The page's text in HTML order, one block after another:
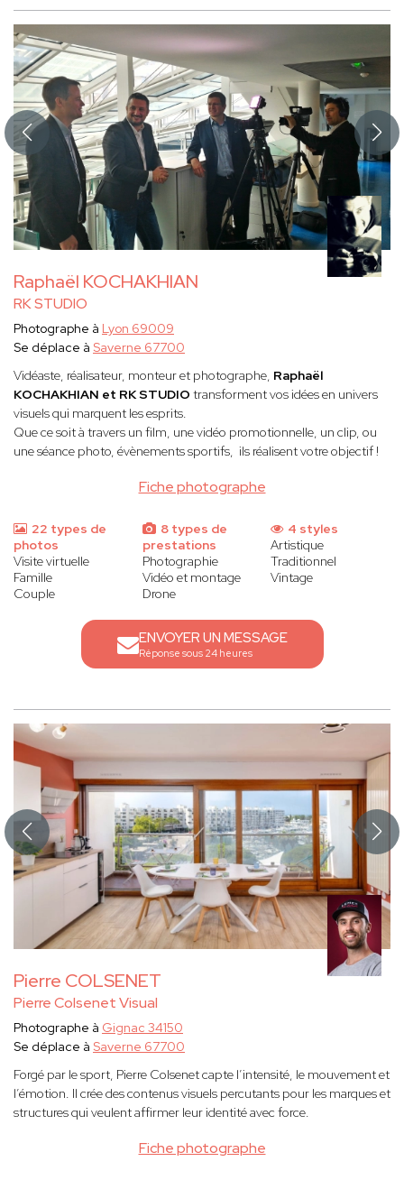
Raphaël KOCHAKHIAN
RK STUDIO
Fiche photographe
Photographe à Lyon 69009
Se déplace à Saverne 67700
Vidéaste, réalisateur, monteur et photographe, Raphaël
KOCHAKHIAN et RK STUDIO transforment vos idées en univers
visuels qui marquent les esprits.
Que ce soit à travers un film, une vidéo promotionnelle, un clip, ou
une séance photo, évènements sportifs, ils réalisent votre objectif !
22 types de
photos
Visite virtuelle
Famille
Couple
8 types de
prestations
Photographie
Vidéo et montage
Drone
4 styles
Artistique
Traditionnel
Vintage
ENVOYER UN MESSAGE
Réponse sous 24 heures
Pierre COLSENET
Pierre Colsenet Visual
Fiche photographe
Photographe à Gignac 34150
Se déplace à Saverne 67700
Forgé par le sport, Pierre Colsenet capte l’intensité, le mouvement et
l’émotion. Il crée des contenus visuels percutants pour les marques et
structures qui veulent affirmer leur identité avec force.